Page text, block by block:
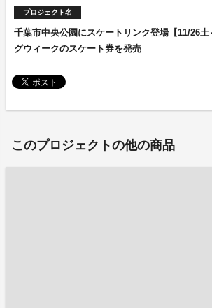
プロジェクト名
千葉市中央公園にスケートリンク登場【11/26
グウィークのスケート券を発売
このプロジェクトの他の商品